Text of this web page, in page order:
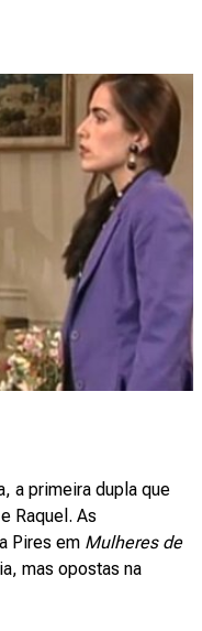
a primeira dupla que
Raquel. As
Pires em Mulheres de
mas opostas na